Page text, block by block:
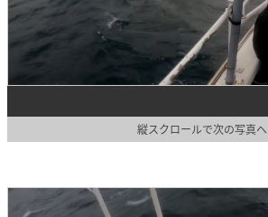
縦スクロールで次の写真へ